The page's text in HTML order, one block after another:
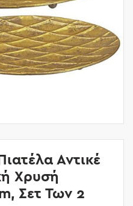
Αντικέ
Χρυσή
Σετ Των 2